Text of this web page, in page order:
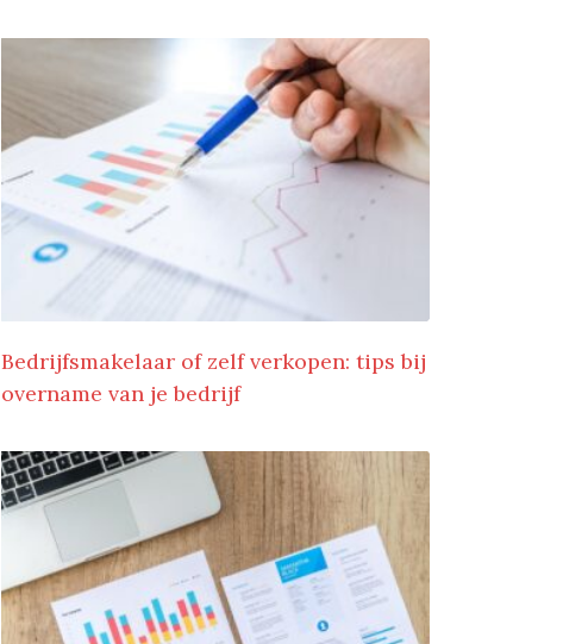
Bedrijfsmakelaar of zelf verkopen: tips bij
overname van je bedrijf